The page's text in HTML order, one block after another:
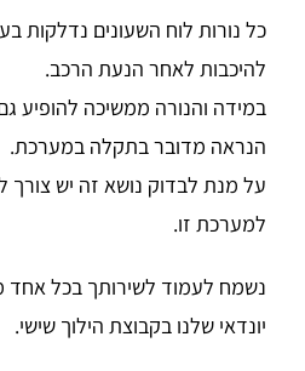
כל נורות לוח השעונים נדלקות
להיכבות לאחר הנעת הרכב.
במידה והנורה ממשיכה להופיע
הנראה מדובר בתקלה במערכת.
על מנת לבדוק נושא זה יש צורך
למערכת זו.
נשמח לעמוד לשירותך בכל אחד
יונדאי שלנו בקבוצת הילוך שישי.